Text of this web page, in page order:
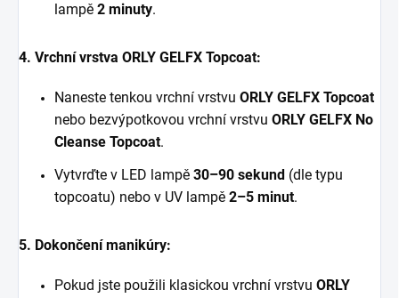
lampě 2 minuty.
4. Vrchní vrstva ORLY GELFX Topcoat:
Naneste tenkou vrchní vrstvu ORLY GELFX Topcoat
nebo bezvýpotkovou vrchní vrstvu ORLY GELFX No
Cleanse Topcoat.
Vytvrďte v LED lampě 30–90 sekund (dle typu
topcoatu) nebo v UV lampě 2–5 minut.
5. Dokončení manikúry:
Pokud jste použili klasickou vrchní vrstvu ORLY